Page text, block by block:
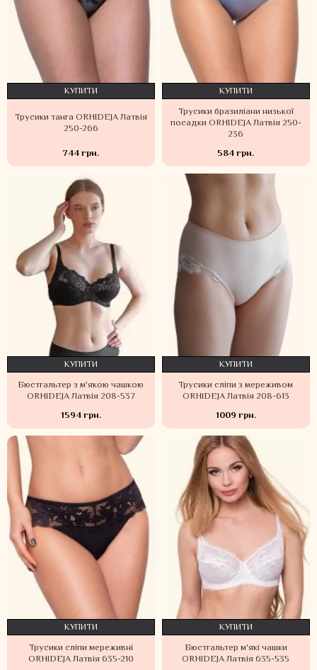
Трусики танга ORHIDEJA Латвія
250-266
744 грн.
КУПИТИ
Трусики бразиліани низької
посадки ORHIDEJA Латвія 250-
236
584 грн.
КУПИТИ
Бюстгальтер з м'якою чашкою
ORHIDEJA Латвія 208-537
1594 грн.
КУПИТИ
Трусики сліпи з мереживом
ORHIDEJA Латвія 208-613
1009 грн.
КУПИТИ
Трусики сліпи мереживні
ORHIDEJA Латвія 635-210
КУПИТИ
Бюстгальтер м'які чашки
ORHIDEJA Латвія 635-535
КУПИТИ